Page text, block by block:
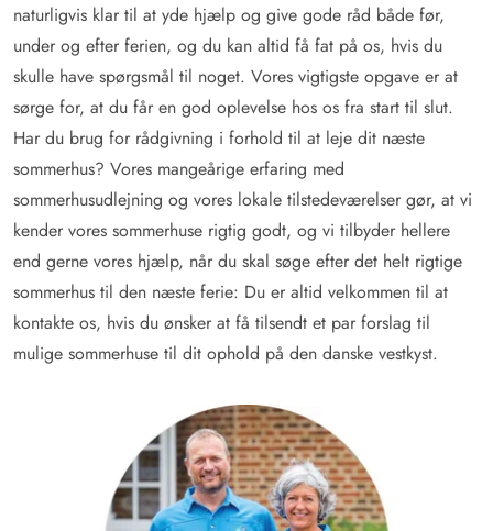
naturligvis klar til at yde hjælp og give gode råd både før,
under og efter ferien, og du kan altid få fat på os, hvis du
skulle have spørgsmål til noget. Vores vigtigste opgave er at
sørge for, at du får en god oplevelse hos os fra start til slut.
Har du brug for rådgivning i forhold til at leje dit næste
sommerhus? Vores mangeårige erfaring med
sommerhusudlejning og vores lokale tilstedeværelser gør, at vi
kender vores sommerhuse rigtig godt, og vi tilbyder hellere
end gerne vores hjælp, når du skal søge efter det helt rigtige
sommerhus til den næste ferie: Du er altid velkommen til at
kontakte os, hvis du ønsker at få tilsendt et par forslag til
mulige sommerhuse til dit ophold på den danske vestkyst.